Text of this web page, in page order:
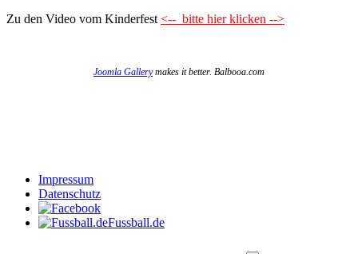
Zu den Video vom Kinderfest<-- bitte hier klicken -->
Joomla Gallerymakes it better. Balbooa.com
Impressum
Datenschutz
Fussball.de